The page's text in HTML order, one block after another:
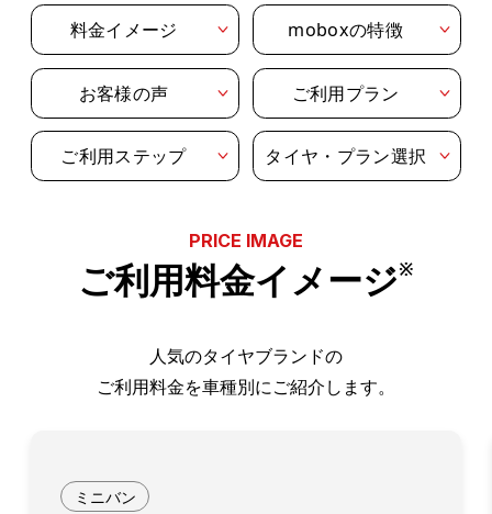
料金イメージ moboxの特徴
お客様の声 ご利用プラン
ご利用ステップ タイヤ・プラン選択
PRICE IMAGE
ご利用料金イメージ※
人気のタイヤブランドの
ご利用料金を車種別にご紹介します。
ミニバン